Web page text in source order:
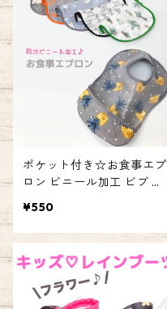
ベビーウェア ガール カワ
イイ かわいい emilystyle
エミリースタイル
ポケット付き☆お食事エプ
ロン ビニール加工 ビブ ス
ちゃん 子ども プレゼント
ギフト エミリースタイル
¥550